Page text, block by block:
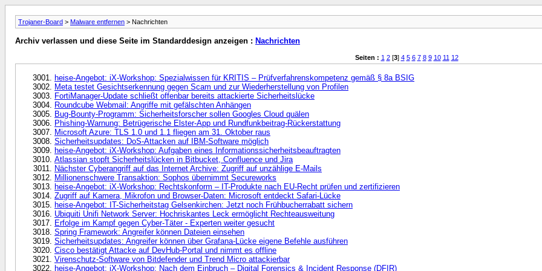
Trojaner-Board > Malware entfernen > Nachrichten
Archiv verlassen und diese Seite im Standarddesign anzeigen : Nachrichten
Seiten : 1 2[3] 4 5 6 7 8 9 10 11 12
heise-Angebot: iX-Workshop: Spezialwissen für KRITIS – Prüfverfahrenskompetenz gemäß § 8a BSIG
Meta testet Gesichtserkennung gegen Scam und zur Wiederherstellung von Profilen
FortiManager-Update schließt offenbar bereits attackierte Sicherheitslücke
Roundcube Webmail: Angriffe mit gefälschten Anhängen
Bug-Bounty-Programm: Sicherheitsforscher sollen Googles Cloud quälen
Phishing-Warnung: Betrügerische Elster-App und Rundfunkbeitrag-Rückerstattung
Microsoft Azure: TLS 1.0 und 1.1 fliegen am 31. Oktober raus
Sicherheitsupdates: DoS-Attacken auf IBM-Software möglich
heise-Angebot: iX-Workshop: Aufgaben eines Informationssicherheitsbeauftragten
Atlassian stopft Sicherheitslücken in Bitbucket, Confluence und Jira
Nächster Cyberangriff auf das Internet Archive: Zugriff auf unzählige E-Mails
Millionenschwere Transaktion: Sophos übernimmt Secureworks
heise-Angebot: iX-Workshop: Rechtskonform – IT-Produkte nach EU-Recht prüfen und zertifizieren
Zugriff auf Kamera, Mikrofon und Browser-Daten: Microsoft entdeckt Safari-Lücke
heise-Angebot: IT-Sicherheitstag Gelsenkirchen: Jetzt noch Frühbucherrabatt sichern
Ubiquiti Unifi Network Server: Hochriskantes Leck ermöglicht Rechteausweitung
Erfolge im Kampf gegen Cyber-Täter - Experten weiter gesucht
Spring Framework: Angreifer können Dateien einsehen
Sicherheitsupdates: Angreifer können über Grafana-Lücke eigene Befehle ausführen
Cisco bestätigt Attacke auf DevHub-Portal und nimmt es offline
Virenschutz-Software von Bitdefender und Trend Micro attackierbar
heise-Angebot: iX-Workshop: Nach dem Einbruch – Digital Forensics & Incident Response (DFIR)